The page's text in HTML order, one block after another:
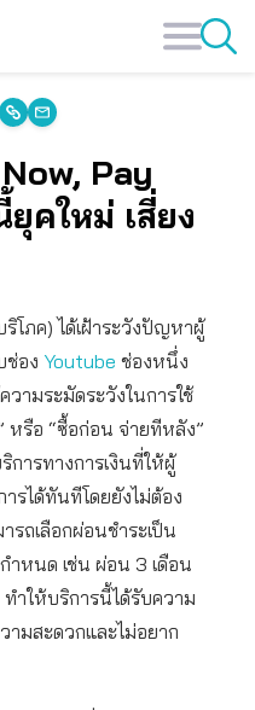
Pay
คใหม่ เสี่ยง
โภค) ได้เฝ้าระวังปัญหาผู้
ช่อง Youtube ช่องหนึ่ง
วามระมัดระวังในการใช้
หรือ “ซื้อก่อน จ่ายทีหลัง”
การทางการเงินที่ให้ผู้
รได้ทันทีโดยยังไม่ต้อง
รถเลือกผ่อนชำระเป็น
ำหนด เช่น ผ่อน 3 เดือน
ทำให้บริการนี้ได้รับความ
มสะดวกและไม่อยาก